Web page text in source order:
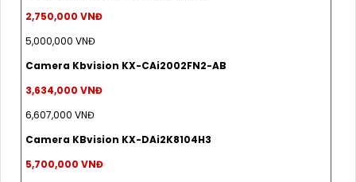
2,750,000 VNĐ
5,000,000 VNĐ
Camera Kbvision KX-CAi2002FN2-AB
3,634,000 VNĐ
6,607,000 VNĐ
Camera KBvision KX-DAi2K8104H3
5,700,000 VNĐ